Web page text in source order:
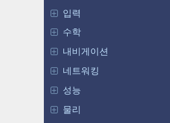
입력
수학
내비게이션
네트워킹
성능
물리